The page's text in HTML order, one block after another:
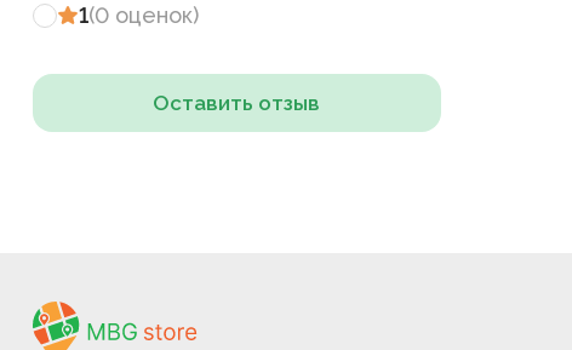
1(0 оценок)
Оставить отзыв